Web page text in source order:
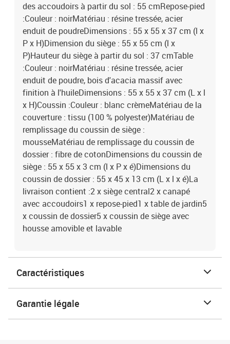
des accoudoirs à partir du sol : 55 cmRepose-pied
:Couleur : noirMatériau : résine tressée, acier
enduit de poudreDimensions : 55 x 55 x 37 cm (l x
P x H)Dimension du siège : 55 x 55 cm (l x
P)Hauteur du siège à partir du sol : 37 cmTable
:Couleur : noirMatériau : résine tressée, acier
enduit de poudre, bois d'acacia massif avec
finition à l'huileDimensions : 55 x 55 x 37 cm (L x l
x H)Coussin :Couleur : blanc crèmeMatériau de la
couverture : tissu (100 % polyester)Matériau de
remplissage du coussin de siège :
mousseMatériau de remplissage du coussin de
dossier : fibre de cotonDimensions du coussin de
siège : 55 x 55 x 3 cm (l x P x é)Dimensions du
coussin de dossier : 55 x 45 x 13 cm (L x l x é)La
livraison contient :2 x siège central2 x canapé
avec accoudoirs1 x repose-pied1 x table de jardin5
x coussin de dossier5 x coussin de siège avec
housse amovible et lavable
Caractéristiques
Garantie légale